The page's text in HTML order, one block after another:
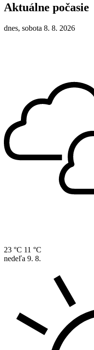
Aktuálne počasie
dnes, sobota 8. 8. 2026
23 °C 11 °C
nedeľa 9. 8.